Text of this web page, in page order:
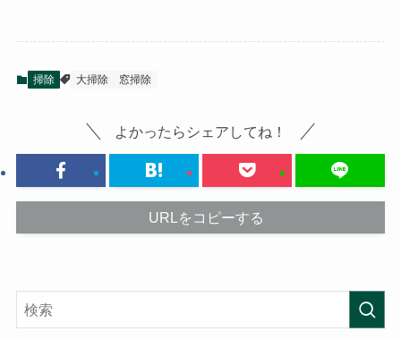
掃除 大掃除 窓掃除
よかったらシェアしてね！
URLをコピーする